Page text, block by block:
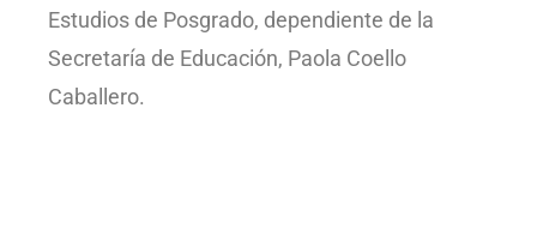
Estudios de Posgrado, dependiente de la
Secretaría de Educación, Paola Coello
Caballero.